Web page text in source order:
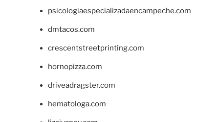
psicologiaespecializadaencampeche.com
dmtacos.com
crescentstreetprinting.com
hornopizza.com
driveadragster.com
hematologa.com